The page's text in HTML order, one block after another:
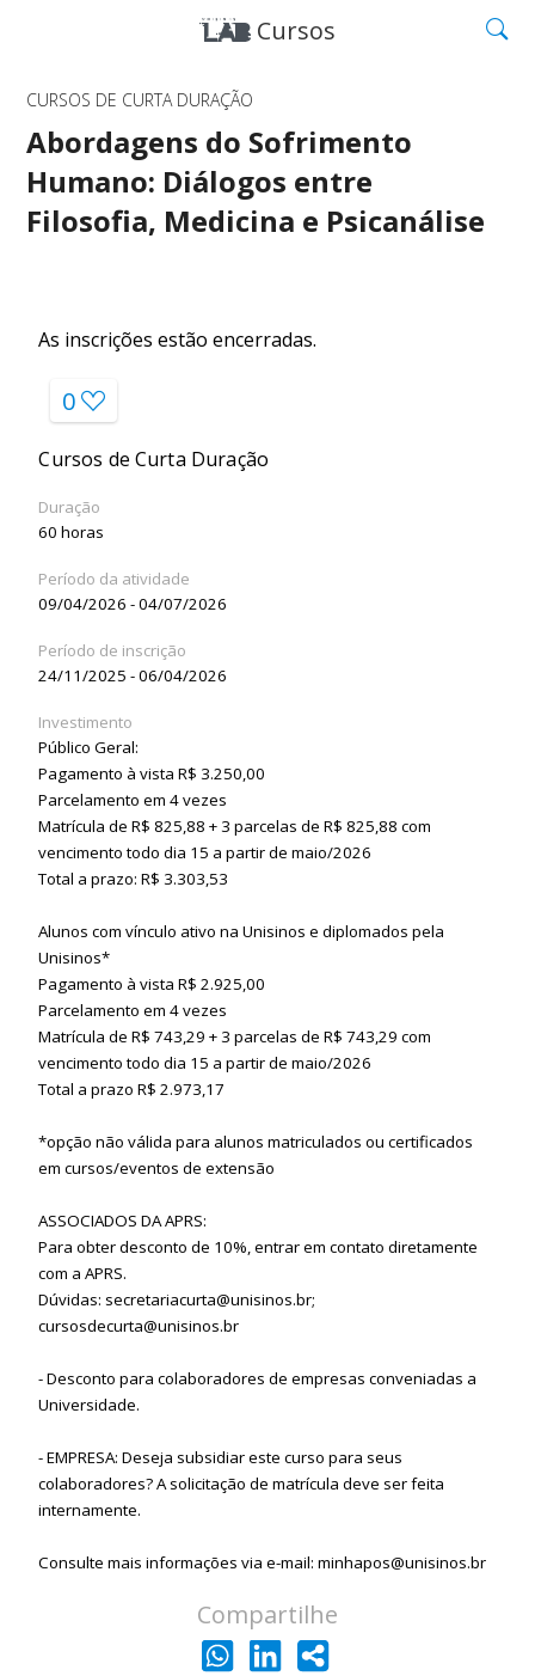
Cursos
CURSOS DE CURTA DURAÇÃO
Abordagens do Sofrimento
Humano: Diálogos entre
Filosofia, Medicina e Psicanálise
As inscrições estão encerradas.
0
Cursos de Curta Duração
Duração
60 horas
Período da atividade
09/04/2026 - 04/07/2026
Período de inscrição
24/11/2025 - 06/04/2026
Investimento
Público Geral:
Pagamento à vista R$ 3.250,00
Parcelamento em 4 vezes
Matrícula de R$ 825,88 + 3 parcelas de R$ 825,88 com
vencimento todo dia 15 a partir de maio/2026
Total a prazo: R$ 3.303,53
Alunos com vínculo ativo na Unisinos e diplomados pela
Unisinos*
Pagamento à vista R$ 2.925,00
Parcelamento em 4 vezes
Matrícula de R$ 743,29 + 3 parcelas de R$ 743,29 com
vencimento todo dia 15 a partir de maio/2026
Total a prazo R$ 2.973,17
*opção não válida para alunos matriculados ou certificados
em cursos/eventos de extensão
ASSOCIADOS DA APRS:
Para obter desconto de 10%, entrar em contato diretamente
com a APRS.
Dúvidas: secretariacurta@unisinos.br;
cursosdecurta@unisinos.br
- Desconto para colaboradores de empresas conveniadas a
Universidade.
- EMPRESA: Deseja subsidiar este curso para seus
colaboradores? A solicitação de matrícula deve ser feita
internamente.
Consulte mais informações via e-mail: minhapos@unisinos.br
Compartilhe